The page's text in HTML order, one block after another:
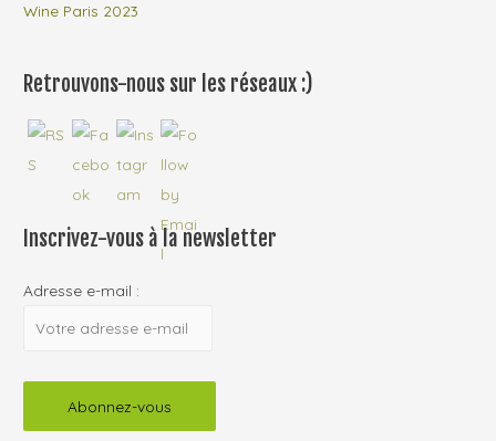
Wine Paris 2023
Retrouvons-nous sur les réseaux :)
Inscrivez-vous à la newsletter
Adresse e-mail :